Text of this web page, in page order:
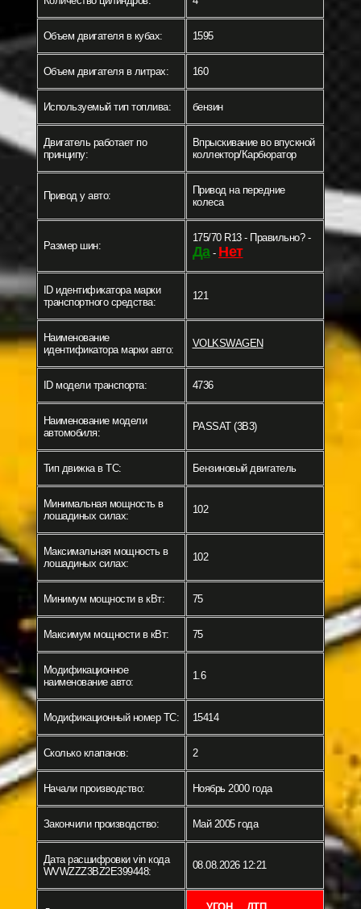
Объем двигателя в кубах: 1595
Объем двигателя в литрах: 160
Используемый тип топлива: бензин
Двигатель работает по
принципу:
Впрыскивание во впускной
коллектор/Карбюратор
Привод у авто:
Привод на передние
колеса
Размер шин:
175/70 R13 - Правильно? -
Да- Нет
ID идентификатора марки
транспортного средства:
121
Наименование
идентификатора марки авто:
VOLKSWAGEN
ID модели транспорта: 4736
Наименование модели
автомобиля:
PASSAT (3B3)
Тип движка в ТС: Бензиновый двигатель
Минимальная мощность в
лошадиных силах:
102
Максимальная мощность в
лошадиных силах:
102
Минимум мощности в кВт: 75
Максимум мощности в кВт: 75
Модификационное
наименование авто:
1.6
Модификационный номер ТС: 15414
Сколько клапанов: 2
Начали производство: Ноябрь 2000 года
Закончили производство: Май 2005 года
Дата расшифровки vin кода
WVWZZZ3BZ2E399448:
08.08.2026 12:21